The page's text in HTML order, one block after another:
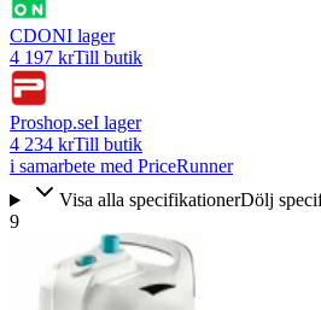
CDONI lager
4 197 krTill butik
Proshop.seI lager
4 234 krTill butik
i samarbete med PriceRunner
Visa alla specifikationerDölj
9